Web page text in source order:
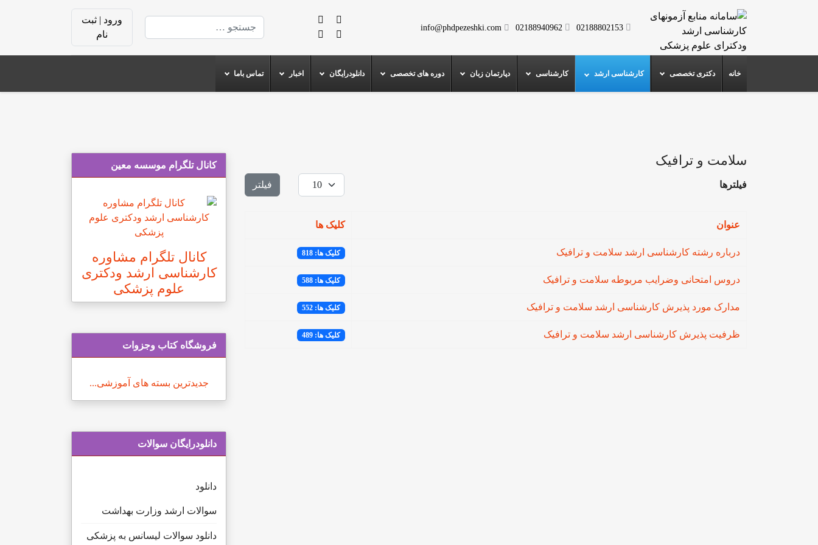
02188802153
02188940962
info@phdpezeshki.com
ورود | ثبت
نام
خانه دکتری تخصصی کارشناسی ارشد کارشناسی دپارتمان زبان دوره های تخصصی دانلودرایگان اخبار تماس باما
سلامت و ترافیک
فیلترها نمایش # فیلتر
عنوان کلیک ها
درباره رشته کارشناسی ارشد سلامت و ترافیک کلیک ها: 818
دروس امتحانی وضرایب مربوطه سلامت و ترافيک کلیک ها: 588
مدارک مورد پذیرش کارشناسی ارشد سلامت و ترافيک کلیک ها: 552
ظرفیت پذیرش کارشناسی ارشد سلامت و ترافيک کلیک ها: 489
کانال تلگرام موسسه معین
کانال تلگرام مشاوره
کارشناسی ارشد ودکتری
علوم پزشکی
فروشگاه کتاب وجزوات
جدیدترین بسته های آموزشی...
دانلودرایگان سوالات
دانلود
سوالات ارشد وزارت بهداشت
دانلود سوالات لیسانس به پزشکی